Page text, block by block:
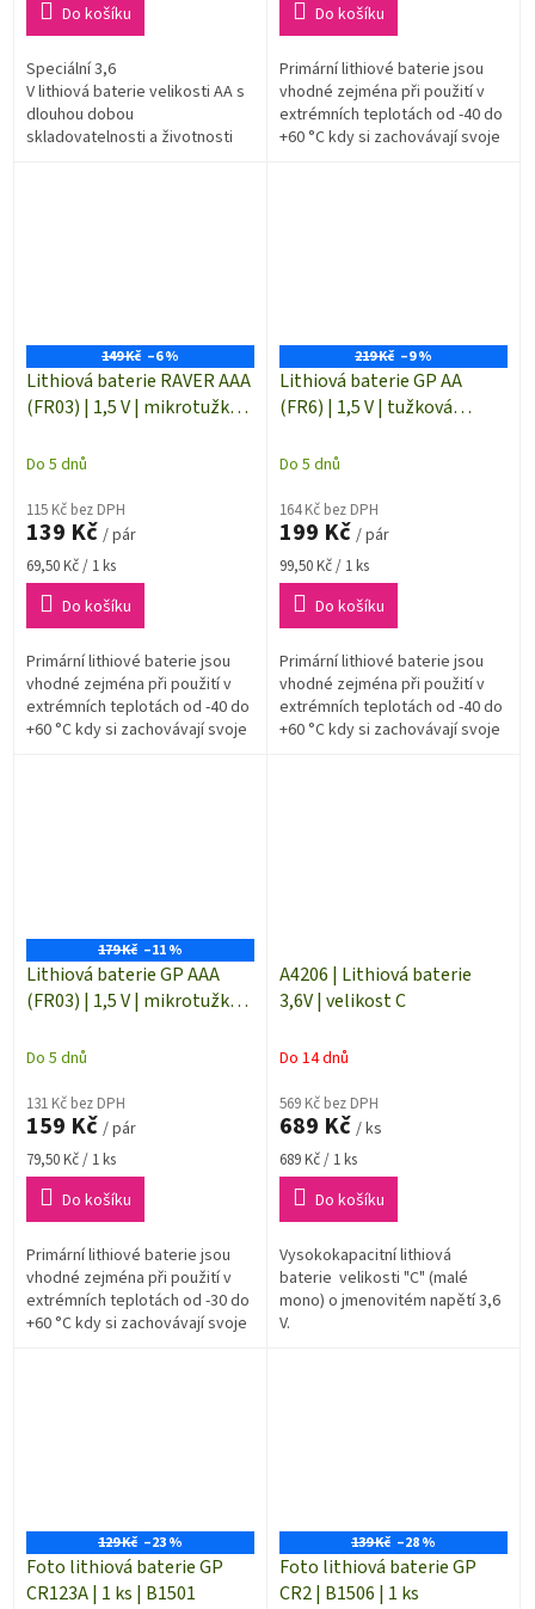
Do košíku
Speciální 3,6
V lithiová baterie velikosti AA s
dlouhou dobou
skladovatelnosti a životnosti
Do košíku
Primární lithiové baterie jsou
vhodné zejména při použití v
extrémních teplotách od -40 do
+60 °C kdy si zachovávají svoje
149 Kč –6 %
Lithiová baterie RAVER AAA
(FR03) | 1,5 V | mikrotužka |
Do 5 dnů
115 Kč bez DPH
139 Kč / pár
Měrná
cena:
69,50 Kč / 1 ks
Do košíku
Primární lithiové baterie jsou
vhodné zejména při použití v
extrémních teplotách od -40 do
+60 °C kdy si zachovávají svoje
219 Kč –9 %
Lithiová baterie GP AA
(FR6) | 1,5 V | tužková
Do 5 dnů
164 Kč bez DPH
199 Kč / pár
Měrná
cena:
99,50 Kč / 1 ks
Do košíku
Primární lithiové baterie jsou
vhodné zejména při použití v
extrémních teplotách od -40 do
+60 °C kdy si zachovávají svoje
179 Kč –11 %
Lithiová baterie GP AAA
(FR03) | 1,5 V | mikrotužka |
Do 5 dnů
131 Kč bez DPH
159 Kč / pár
Měrná
cena:
79,50 Kč / 1 ks
Do košíku
Primární lithiové baterie jsou
vhodné zejména při použití v
extrémních teplotách od -30 do
+60 °C kdy si zachovávají svoje
A4206 | Lithiová baterie
3,6V | velikost C
Do 14 dnů
569 Kč bez DPH
689 Kč / ks
Měrná
cena:
689 Kč / 1 ks
Do košíku
Vysokokapacitní lithiová
baterie velikosti "C" (malé
mono) o jmenovitém napětí 3,6
V.
129 Kč –23 %
Foto lithiová baterie GP
CR123A | 1 ks | B1501
139 Kč –28 %
Foto lithiová baterie GP
CR2 | B1506 | 1 ks